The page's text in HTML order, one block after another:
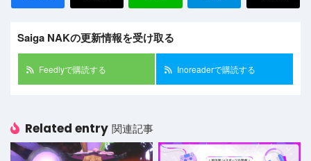
Saiga NAKの更新情報を受け取る
Feedlyで購読する Inoreaderで購読する
Related entry 関連記事